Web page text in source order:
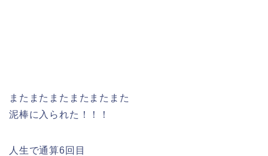
またまたまたまたまたまた
泥棒に入られた！！！
人生で通算6回目